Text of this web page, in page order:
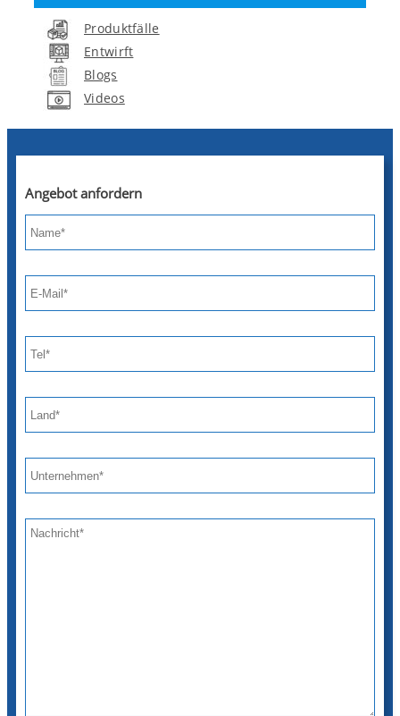
Produktfälle
Entwirft
Blogs
Videos
Angebot anfordern